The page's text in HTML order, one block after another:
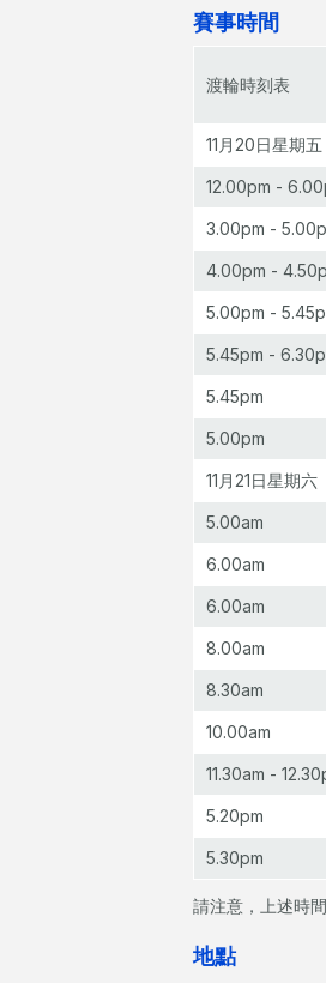
賽事時間
渡輪時刻表
11月20日星期五
12.00pm -
3.00pm -
4.00pm -
5.00pm -
5.45pm -
5.45pm
5.00pm
11月21日星期六
5.00am
6.00am
6.00am
8.00am
8.30am
10.00am
11.30am -
5.20pm
5.30pm
請注意，上述時
地點